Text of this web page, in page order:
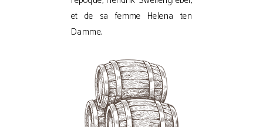
et de sa femme Helena ten
Damme.